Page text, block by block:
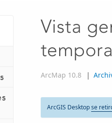
Vista
ArcMap 10.8 |
ArcGIS Desktopse